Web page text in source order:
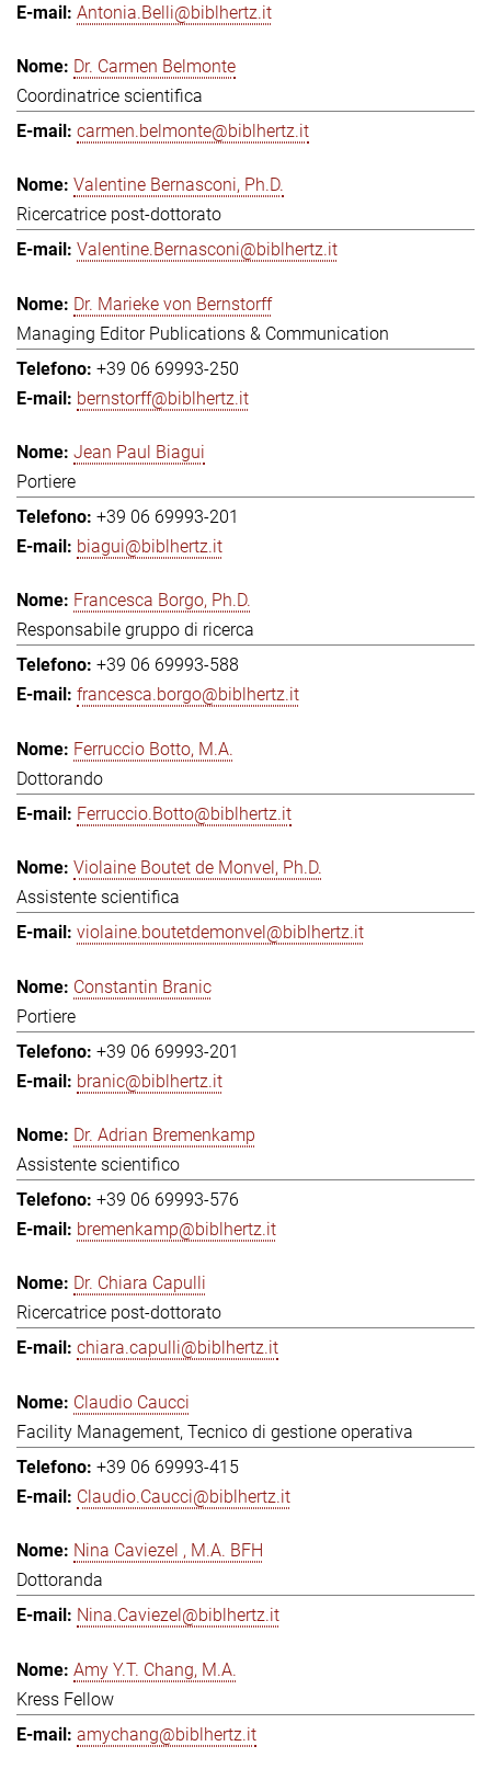
Antonia.Belli@biblhertz.it
Dr. Carmen Belmonte
Coordinatrice scientifica
carmen.belmonte@biblhertz.it
Valentine Bernasconi, Ph.D.
Ricercatrice post-dottorato
Valentine.Bernasconi@biblhertz.it
Dr. Marieke von Bernstorff
Managing Editor Publications & Communication
+39 06 69993-250
bernstorff@biblhertz.it
Jean Paul Biagui
Portiere
+39 06 69993-201
biagui@biblhertz.it
Francesca Borgo, Ph.D.
Responsabile gruppo di ricerca
+39 06 69993-588
francesca.borgo@biblhertz.it
Ferruccio Botto, M.A.
Dottorando
Ferruccio.Botto@biblhertz.it
Violaine Boutet de Monvel, Ph.D.
Assistente scientifica
violaine.boutetdemonvel@biblhertz.it
Constantin Branic
Portiere
+39 06 69993-201
branic@biblhertz.it
Dr. Adrian Bremenkamp
Assistente scientifico
+39 06 69993-576
bremenkamp@biblhertz.it
Dr. Chiara Capulli
Ricercatrice post-dottorato
chiara.capulli@biblhertz.it
Claudio Caucci
Facility Management, Tecnico di gestione operativa
+39 06 69993-415
Claudio.Caucci@biblhertz.it
Nina Caviezel , M.A. BFH
Dottoranda
Nina.Caviezel@biblhertz.it
Amy Y.T. Chang, M.A.
Kress Fellow
amychang@biblhertz.it